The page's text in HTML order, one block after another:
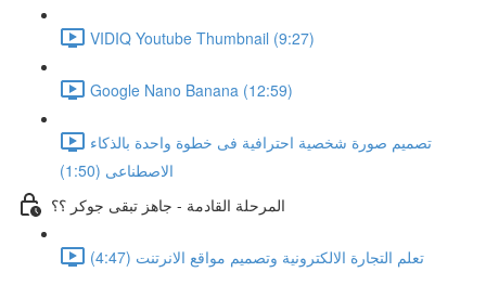
VIDIQ Youtube Thumbnail (9:27)
Google Nano Banana (12:59)
تصميم صورة شخصية احترافية فى خطوة واحدة بالذكاء
الاصطناعى (1:50)
المرحلة القادمة - جاهز تبقى جوكر ؟؟
تعلم التجارة الالكترونية وتصميم مواقع الانرتنت (4:47)